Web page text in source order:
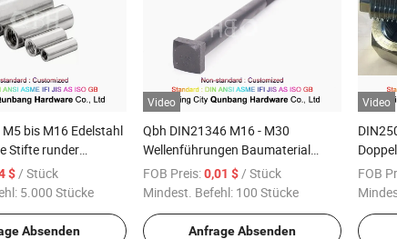
bis M16 Edelstahl
Stifte runder
Sleeve lange
$ / Stück
5.000 Stücke
Absenden
Video
Qbh DIN21346 M16 - M30
Wellenführungen Baumaterial
Schwerbolzen Quadratkopf
Setzschraube
FOB Preis:0,01 $ / Stück
Mindest. Befehl: 100 Stücke
Anfrage Absenden
Video
FOB